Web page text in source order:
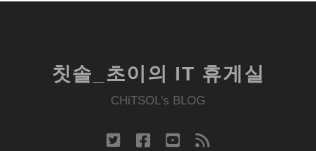
칫솔_초이의 IT 휴게실
CHiTSOL's BLOG
twitterfacebook
youtube
rss